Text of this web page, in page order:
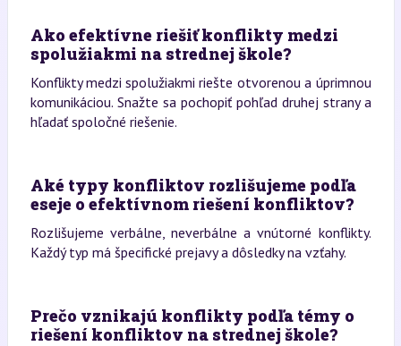
Ako efektívne riešiť konflikty medzi
spolužiakmi na strednej škole?
Konflikty medzi spolužiakmi riešte otvorenou a úprimnou
komunikáciou. Snažte sa pochopiť pohľad druhej strany a
hľadať spoločné riešenie.
Aké typy konfliktov rozlišujeme podľa
eseje o efektívnom riešení konfliktov?
Rozlišujeme verbálne, neverbálne a vnútorné konflikty.
Každý typ má špecifické prejavy a dôsledky na vzťahy.
Prečo vznikajú konflikty podľa témy o
riešení konfliktov na strednej škole?